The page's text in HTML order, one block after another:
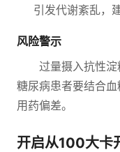
引发代谢紊乱，
风险警示
过量摄入抗性淀
糖尿病患者要结合
用药偏差。
开启从100大卡